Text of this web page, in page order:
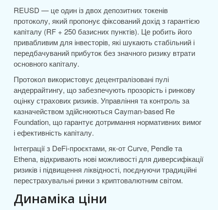
REUSD — це один із двох депозитних токенів
протоколу, який пропонує фіксований дохід з гарантією
капіталу (RF + 250 базисних пунктів). Це робить його
привабливим для інвесторів, які шукають стабільний і
передбачуваний прибуток без значного ризику втрати
основного капіталу.
Протокол використовує децентралізовані пулі
андеррайтингу, що забезпечують прозорість і ринкову
оцінку страхових ризиків. Управління та контроль за
казначейством здійснюються Cayman-based Re
Foundation, що гарантує дотримання нормативних вимог
і ефективність капіталу.
Інтеграції з DeFi-проєктами, як-от Curve, Pendle та
Ethena, відкривають нові можливості для диверсифікації
ризиків і підвищення ліквідності, поєднуючи традиційні
перестрахувальні ринки з криптовалютним світом.
Динаміка ціни